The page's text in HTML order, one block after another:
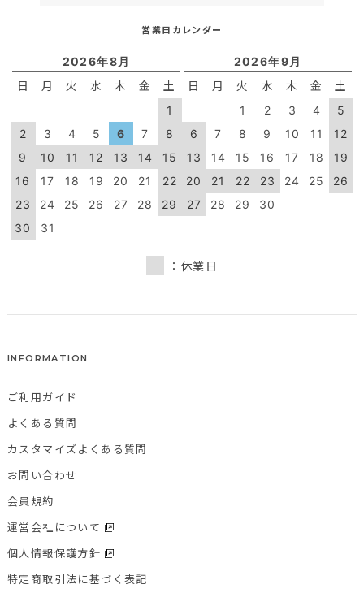
営業日カレンダー
2026年8月
日 月 火 水 木 金 土
1
2
3 4 5 6 7
8
9
10 11 12 13 14
15
16
17 18 19 20 21
22
23
24 25 26 27 28
29
30
31
2026年9月
日 月 火 水 木 金 土
1 2 3 4
5
6
7 8 9 10 11
12
13
14 15 16 17 18
19
20
21 22 23 24 25
26
27
28 29 30
：休業日
INFORMATION
ご利用ガイド
よくある質問
カスタマイズよくある質問
お問い合わせ
会員規約
運営会社について
個人情報保護方針
特定商取引法に基づく表記